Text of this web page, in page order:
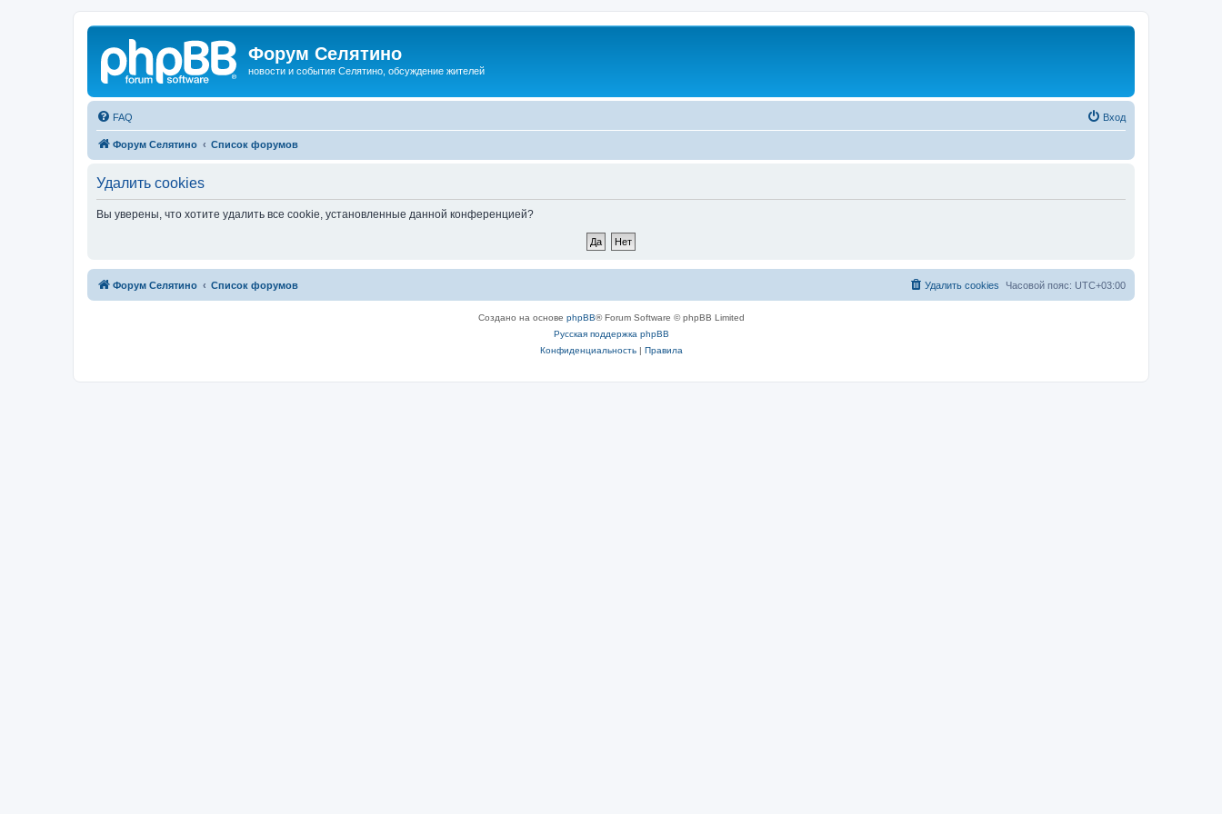
Форум Селятино
новости и события Селятино, обсуждение жителей
FAQ Вход
Форум Селятино Список форумов
Удалить cookies
Вы уверены, что хотите удалить все cookie, установленные данной конференцией?
Форум Селятино Список форумов Часовой пояс: UTC+03:00
Удалить cookies
Создано на основе phpBB® Forum Software © phpBB Limited
Русская поддержка phpBB
Конфиденциальность| Правила